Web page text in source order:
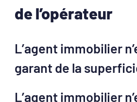
de l’opérateur
L’agent immobilier
garant de la
L’agent immobilier